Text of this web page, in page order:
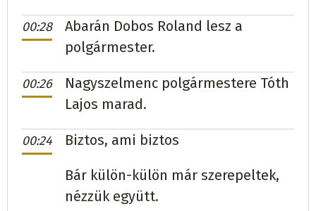
MárkValéria EľkováSTAROSTOVIA243(62,31%)
Mátyócvajkóc Lýdia Czapová
(53,95%)
Alexander Ožvát Hlas-SD (45,52%)
NagykaposPeter Petrikán
KolbáskaMária BaloghováHlas-SD154
407(60,93%)
Lukáš HrinkoSMER - SD
00:28
Abarán Dobos Roland lesz a
polgármester.
00:26
Nagyszelmenc polgármestere Tóth
Lajos marad.
00:24 Biztos, ami biztos
Bár külön-külön már szerepeltek,
nézzük együtt.